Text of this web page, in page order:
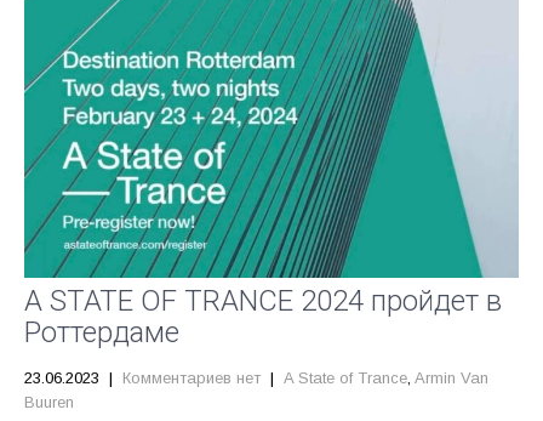
A STATE OF TRANCE 2024 пройдет в
Роттердаме
23.06.2023 | Комментариев нет | A State of Trance, Armin Van
Buuren